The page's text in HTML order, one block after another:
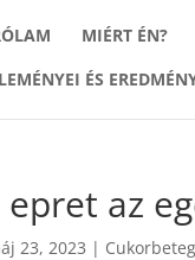
MIÉRT ÉN?
ÉS
epret az
23, 2023 |